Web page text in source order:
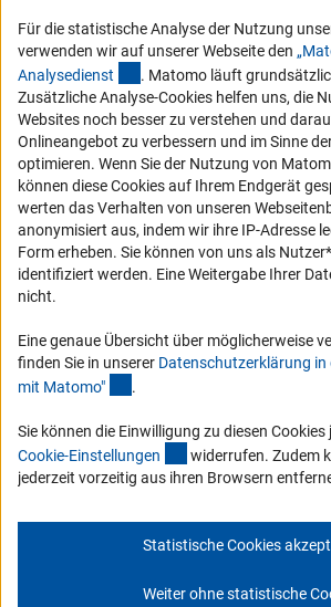
Compliance
Vergabeverfahren
Barrierefreiheit
Service und Informationen für Menschen mit
Erklärung zur Barrierefreiheit
Barriere melden
DFG-aktuell
Erhalten Sie Neuigkeiten aus der DFG direkt in
Zum Newsletter
Für die statistische Analyse der Nutzung
verwenden wir auf unserer Webseite den
Analysedienst (externer Link)
. Matomo läuft
Zusätzliche Analyse-Cookies helfen uns, die
Websites noch besser zu verstehen und
Onlineangebot zu verbessern und im Sinne
optimieren. Wenn Sie der Nutzung von
können diese Cookies auf Ihrem Endgerät
werten das Verhalten von unseren
anonymisiert aus, indem wir ihre IP-Adresse
Form erheben. Sie können von uns als
identifiziert werden. Eine Weitergabe Ihrer
nicht.
Eine genaue Übersicht über möglicherweise
finden Sie in unserer Datenschutzerklärung in
mit Matomo" .
Sie können die Einwilligung zu diesen Cookies
Cookie-Einstellungen (interner Link)
widerrufen. Zudem
jederzeit vorzeitig aus ihren Browsern
Statistische Cookies
Weiter ohne statistische